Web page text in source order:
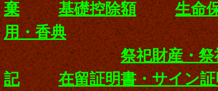
棄
基礎控除額
生命
用・香典
祭祀財産・
記
在留証明書・サイン